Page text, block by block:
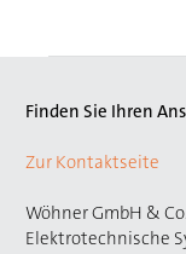
Finden Sie Ihren
Zur Kontaktseite
Wöhner GmbH &
Elektrotechnische